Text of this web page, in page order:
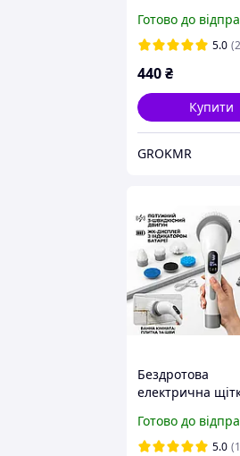
подарунковій
класичний
Готово до
5.0
440₴
Купити
GROKMR
Бездротова
електрична
телескопічною
3 швидкості,
Готово до
5.0